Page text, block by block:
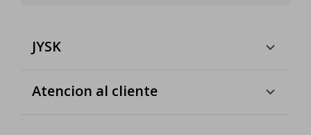
JYSK
Atencion al cliente